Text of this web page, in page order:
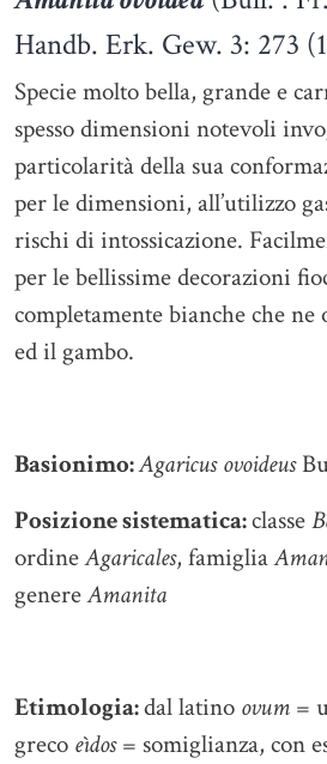
Handb. Erk. Gew. 3: 273
Specie molto bella, grande e
spesso dimensioni notevoli
particolarità della sua
per le dimensioni, all’utilizzo
rischi di intossicazione.
per le bellissime decorazioni
completamente bianche che
ed il gambo.
Basionimo:Agaricus ovoideus
Posizione sistematica:classe
ordineAgaricales, famiglia
genereAmanita
Etimologia:dal latino ovum =
greco eìdos= somiglianza, con